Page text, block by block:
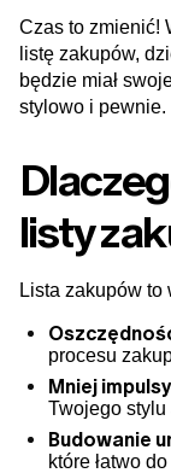
Czas to zmienić!
listę zakupów,
będzie miał
stylowo i pewnie.
listy
Lista zakupów to
procesu
Mniej
Twojego stylu
Budowanie
które łatwo